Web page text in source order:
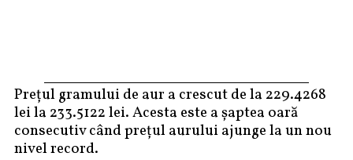
Preţul gramului de aur a crescut de la 229.4268
lei la 233.5122 lei. Acesta este a şaptea oară
consecutiv când preţul aurului ajunge la un nou
nivel record.